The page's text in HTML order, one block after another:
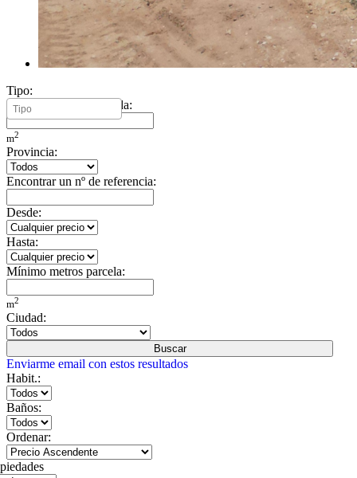
Tipo:
Mínimo metros vivienda:
m2
Provincia:
Encontrar un nº de referencia:
Desde:
Hasta:
Mínimo metros parcela:
m2
Ciudad:
Buscar
Enviarme email con estos resultados
Habit.:
Baños:
Ordenar: